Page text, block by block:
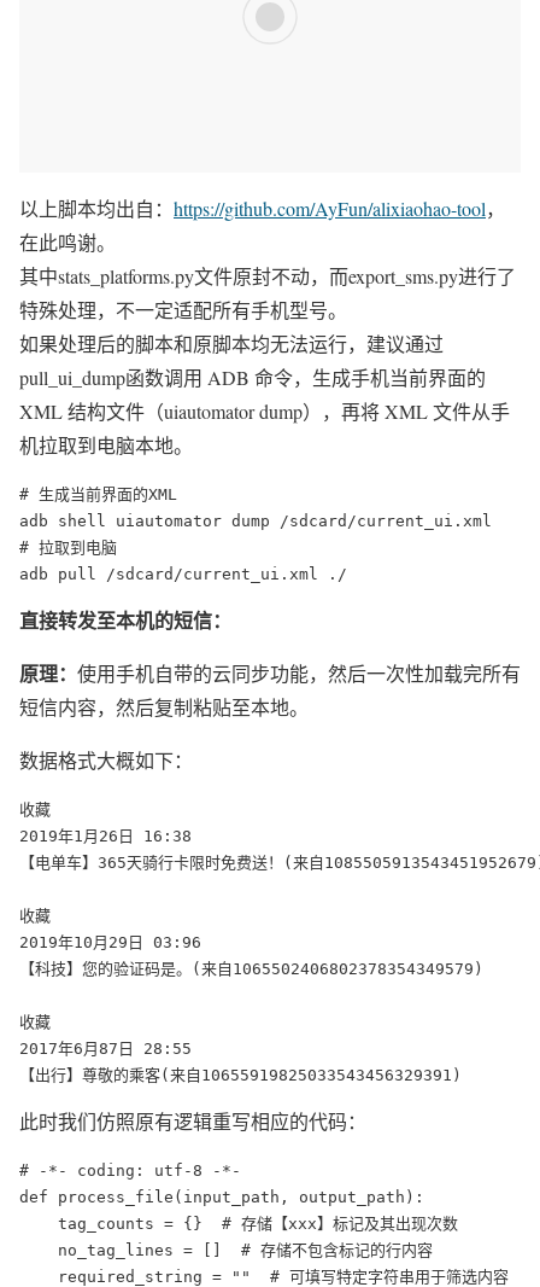
以上脚本均出自： https://github.com/AyFun/alixiaohao-tool，
在此鸣谢。
其中stats_platforms.py文件原封不动，而export_sms.py进行了
特殊处理，不一定适配所有手机型号。
如果处理后的脚本和原脚本均无法运行，建议通过
pull_ui_dump函数调用 ADB 命令，生成手机当前界面的
XML 结构文件（uiautomator dump），再将 XML 文件从手
机拉取到电脑本地。
# 生成当前界面的XML
adb shell uiautomator dump /sdcard/current_ui.xml
# 拉取到电脑
adb pull /sdcard/current_ui.xml ./
直接转发至本机的短信：
原理： 使用手机自带的云同步功能，然后一次性加载完所有
短信内容，然后复制粘贴至本地。
数据格式大概如下：
收藏
2019年1月26日 16:38
【电单车】365天骑行卡限时免费送！(来自
收藏
2019年10月29日 03:96
【科技】您的验证码是。(来自1065502406802378354349579)
收藏
2017年6月87日 28:55
【出行】尊敬的乘客(来自10655919825033543456329391)
此时我们仿照原有逻辑重写相应的代码：
# -*- coding: utf-8 -*-
def process_file(input_path, output_path):
    tag_counts = {}  # 存储【xxx】标记及其出现次数
    no_tag_lines = []  # 存储不包含标记的行内容
    required_string = ""  # 可填写特定字符串用于筛选内容